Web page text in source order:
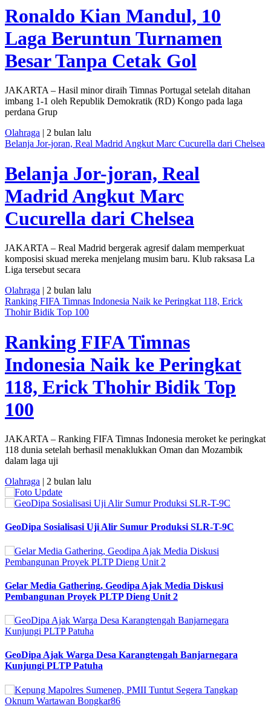
Ronaldo Kian Mandul, 10
Laga Beruntun Turnamen
Besar Tanpa Cetak Gol
JAKARTA – Hasil minor diraih Timnas Portugal setelah ditahan
imbang 1-1 oleh Republik Demokratik (RD) Kongo pada laga
perdana Grup
Olahraga | 2 bulan lalu
Belanja Jor-joran, Real Madrid Angkut Marc Cucurella dari Chelsea
Belanja Jor-joran, Real
Madrid Angkut Marc
Cucurella dari Chelsea
JAKARTA – Real Madrid bergerak agresif dalam memperkuat
komposisi skuad mereka menjelang musim baru. Klub raksasa La
Liga tersebut secara
Olahraga | 2 bulan lalu
Ranking FIFA Timnas Indonesia Naik ke Peringkat 118, Erick
Thohir Bidik Top 100
Ranking FIFA Timnas
Indonesia Naik ke Peringkat
118, Erick Thohir Bidik Top
100
JAKARTA – Ranking FIFA Timnas Indonesia meroket ke peringkat
118 dunia setelah berhasil menaklukkan Oman dan Mozambik
dalam laga uji
Olahraga | 2 bulan lalu
GeoDipa Sosialisasi Uji Alir Sumur Produksi SLR-T-9C
Gelar Media Gathering, Geodipa Ajak Media Diskusi
Pembangunan Proyek PLTP Dieng Unit 2
GeoDipa Ajak Warga Desa Karangtengah Banjarnegara
Kunjungi PLTP Patuha